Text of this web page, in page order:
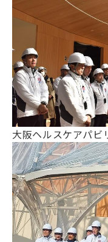
大阪ヘルスケアパビ